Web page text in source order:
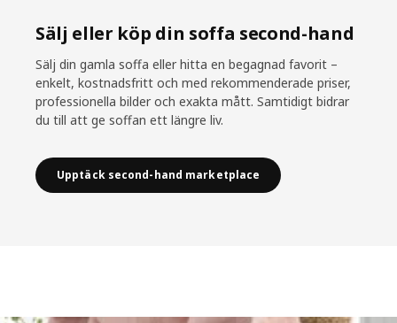
Sälj eller köp din soffa second-hand
Sälj din gamla soffa eller hitta en begagnad favorit –
enkelt, kostnadsfritt och med rekommenderade priser,
professionella bilder och exakta mått. Samtidigt bidrar
du till att ge soffan ett längre liv.
Upptäck second-hand marketplace